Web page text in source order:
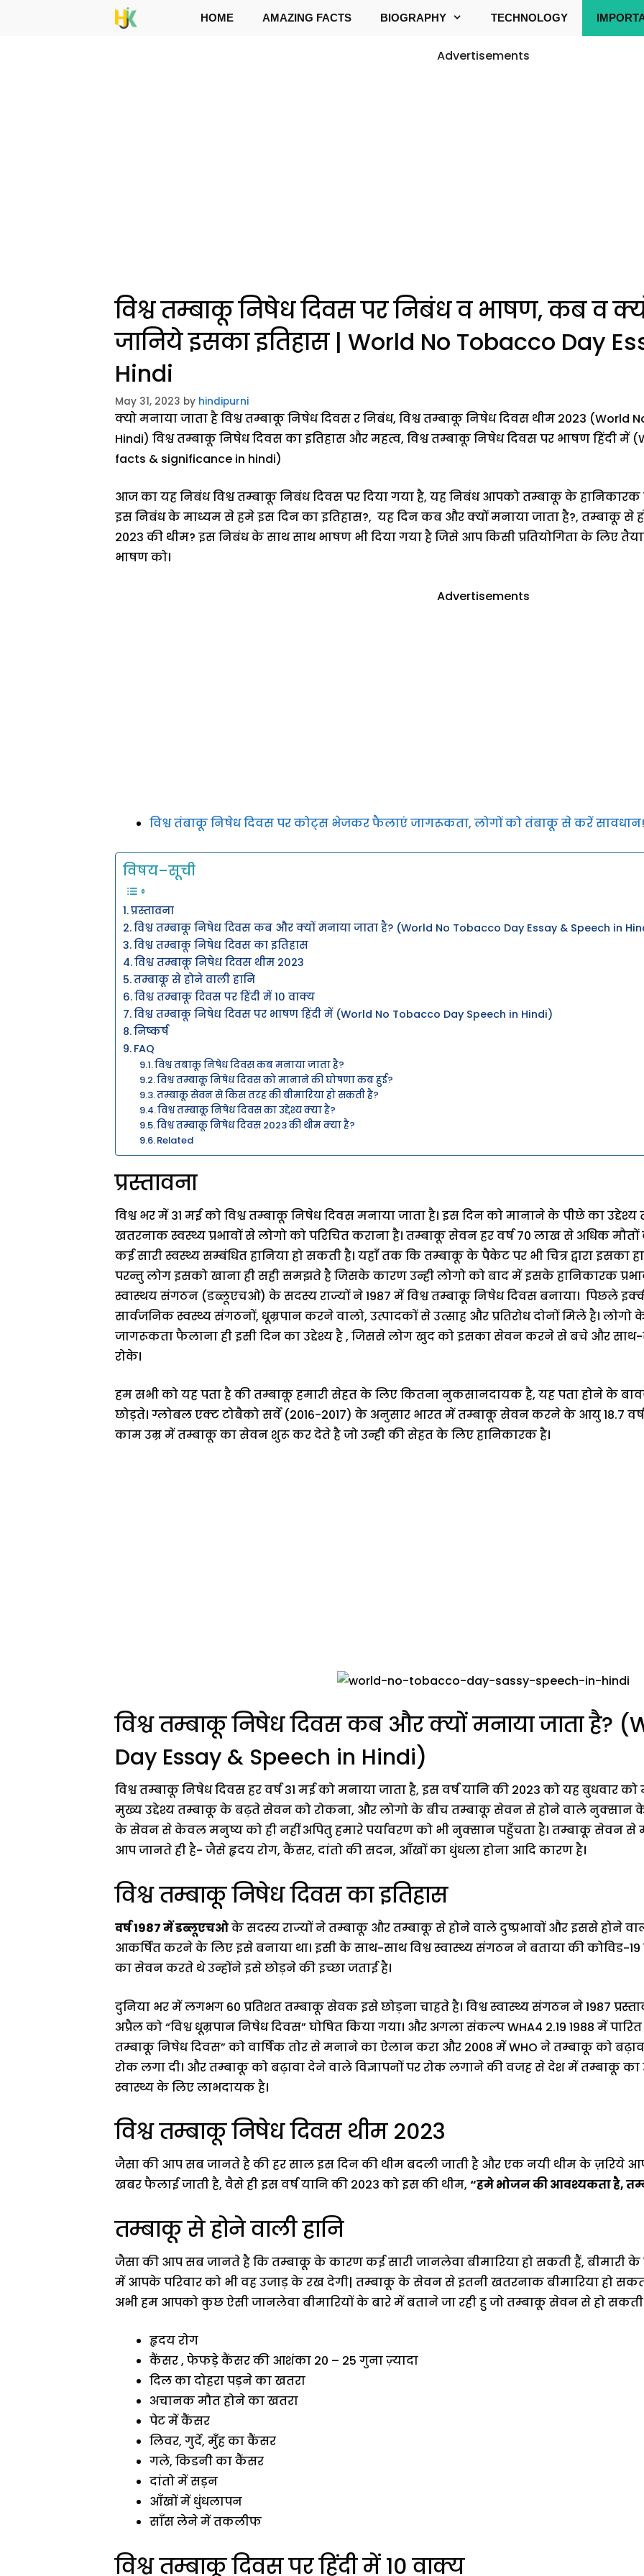
HOME AMAZING FACTS BIOGRAPHY TECHNOLOGY
Advertisements
विश्व तम्बाकू निषेध दिवस पर निबंध व भाषण, कब व
जानिये इसका इतिहास | World No Tobacco Day
Hindi
May 31, 2023 by hindipurni
क्यो मनाया जाता है विश्व तम्बाकू निषेध दिवस र निबंध, विश्व तम्बाकू निषेध दिवस थीम 2023 (World
Hindi) विश्व तम्बाकू निषेध दिवस का इतिहास और महत्व, विश्व तम्बाकू निषेध दिवस पर भाषण हिंदी में
facts & significance in hindi)
आज का यह निबंध विश्व तम्बाकू निबंध दिवस पर दिया गया है, यह निबंध आपको तम्बाकू के हानिकारक
इस निबंध के माध्यम से हमे इस दिन का इतिहास?, यह दिन कब और क्यों मनाया जाता है?, तम्बाकू से
2023 की थीम? इस निबंध के साथ साथ भाषण भी दिया गया है जिसे आप किसी प्रतियोगिता के लिए
भाषण को।
Advertisements
विश्व तंबाकू निषेध दिवस पर कोट्स भेजकर फैलाएं जागरूकता, लोगों को तंबाकू से करें सावधान!
विषय–सूची
प्रस्तावना
विश्व तम्बाकू निषेध दिवस कब और क्यों मनाया जाता है? (World No Tobacco Day Essay & Speech in
विश्व तम्बाकू निषेध दिवस का इतिहास
विश्व तम्बाकू निषेध दिवस थीम 2023
तम्बाकू से होने वाली हानि
विश्व तम्बाकू दिवस पर हिंदी में 10 वाक्य
विश्व तम्बाकू निषेध दिवस पर भाषण हिंदी में (World No Tobacco Day Speech in Hindi)
निष्कर्ष
FAQ
विश्व तबाकू निषेध दिवस कब मनाया जाता है?
विश्व तम्बाकू निषेध दिवस को मानाने की घोषणा कब हुई?
तम्बाकू सेवन से किस तरह की बीमारिया हो सकती है?
विश्व तम्बाकू निषेध दिवस का उद्देश्य क्या है?
विश्व तम्बाकू निषेध दिवस 2023 की थीम क्या है?
Related
प्रस्तावना
विश्व भर में 31 मई को विश्व तम्बाकू निषेध दिवस मनाया जाता है। इस दिन को मानाने के पीछे का
खतरनाक स्वस्थ्य प्रभावों से लोगो को परिचित कराना है। तम्बाकू सेवन हर वर्ष 70 लाख से अधिक
कई सारी स्वस्थ्य सम्बंधित हानिया हो सकती है। यहाँ तक कि तम्बाकू के पैकेट पर भी चित्र द्वारा इसका
परन्तु लोग इसको खाना ही सही समझते है जिसके कारण उन्ही लोगो को बाद में इसके हानिकारक
स्वास्थय संगठन (डब्लूएचओ) के सदस्य राज्यों ने 1987 में विश्व तम्बाकू निषेध दिवस बनाया। पिछले
सार्वजनिक स्वस्थ्य संगठनों, धूम्रपान करने वालो, उत्पादकों से उत्साह और प्रतिरोध दोनों मिले है।
जागरूकता फैलाना ही इसी दिन का उद्देश्य है , जिससे लोग खुद को इसका सेवन करने से बचे और
रोके।
हम सभी को यह पता है की तम्बाकू हमारी सेहत के लिए कितना नुकसानदायक है, यह पता होने के
छोड़ते। ग्लोबल एक्ट टोबैको सर्वे (2016-2017) के अनुसार भारत में तम्बाकू सेवन करने के आयु 18.7
काम उम्र में तम्बाकू का सेवन शुरू कर देते है जो उन्ही की सेहत के लिए हानिकारक है।
विश्व तम्बाकू निषेध दिवस कब और क्यों मनाया जाता है?
Day Essay & Speech in Hindi)
विश्व तम्बाकू निषेध दिवस हर वर्ष 31 मई को मनाया जाता है, इस वर्ष यानि की 2023 को यह बुधवार
मुख्य उद्देश्य तम्बाकू के बढ़ते सेवन को रोकना, और लोगो के बीच तम्बाकू सेवन से होने वाले नुक्सान
के सेवन से केवल मनुष्य को ही नहीं अपितु हमारे पर्यावरण को भी नुक्सान पहुँचता है। तम्बाकू सेवन से
आप जानते ही है- जैसे हृदय रोग, कैंसर, दांतो की सदन, आँखों का धुंधला होना आदि कारण है।
विश्व तम्बाकू निषेध दिवस का इतिहास
वर्ष 1987 में डब्लूएचओके सदस्य राज्यों ने तम्बाकू और तम्बाकू से होने वाले दुष्प्रभावों और इससे होने
आकर्षित करने के लिए इसे बनाया था। इसी के साथ-साथ विश्व स्वास्थ्य संगठन ने बताया की कोविड-
का सेवन करते थे उन्होंने इसे छोड़ने की इच्छा जताई है।
दुनिया भर में लगभग 60 प्रतिशत तम्बाकू सेवक इसे छोड़ना चाहते है। विश्व स्वास्थ्य संगठन ने 1987
अप्रैल को “विश्व धूम्रपान निषेध दिवस” घोषित किया गया। और अगला संकल्प WHA4 2.19 1988 में
तम्बाकू निषेध दिवस” को वार्षिक तोर से मनाने का ऐलान करा और 2008 में WHO ने तम्बाकू को
रोक लगा दी। और तम्बाकू को बढ़ावा देने वाले विज्ञापनों पर रोक लगाने की वजह से देश में तम्बाकू का
स्वास्थ्य के लिए लाभदायक है।
विश्व तम्बाकू निषेध दिवस थीम 2023
जैसा की आप सब जानते है की हर साल इस दिन की थीम बदली जाती है और एक नयी थीम के
खबर फैलाई जाती है, वैसे ही इस वर्ष यानि की 2023 को इस की थीम, “हमे भोजन की आवश्यकता है,
तम्बाकू से होने वाली हानि
जैसा की आप सब जानते है कि तम्बाकू के कारण कई सारी जानलेवा बीमारिया हो सकती हैं, बीमारी
में आपके परिवार को भी वह उजाड़ के रख देगी| तम्बाकू के सेवन से इतनी खतरनाक बीमारिया हो
अभी हम आपको कुछ ऐसी जानलेवा बीमारियों के बारे में बताने जा रही हु जो तम्बाकू सेवन से हो
हृदय रोग
कैंसर , फेफड़े कैंसर की आशंका 20 – 25 गुना ज़्यादा
दिल का दोहरा पड़ने का खतरा
अचानक मौत होने का खतरा
पेट में कैंसर
लिवर, गुर्दे, मुँह का कैंसर
गले, किडनीे का कैंसर
दांतो में सड़न
आँखों में धुंधलापन
साँस लेने में तकलीफ
विश्व तम्बाकू दिवस पर हिंदी में 10 वाक्य